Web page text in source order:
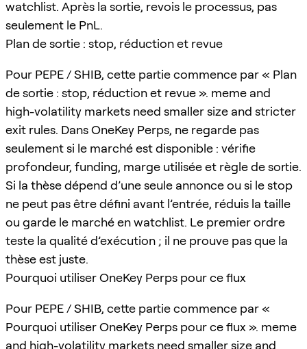
watchlist. Après la sortie, revois le processus, pas
seulement le PnL.
Plan de sortie : stop, réduction et revue
Pour PEPE / SHIB, cette partie commence par « Plan
de sortie : stop, réduction et revue ». meme and
high-volatility markets need smaller size and stricter
exit rules. Dans OneKey Perps, ne regarde pas
seulement si le marché est disponible : vérifie
profondeur, funding, marge utilisée et règle de sortie.
Si la thèse dépend d’une seule annonce ou si le stop
ne peut pas être défini avant l’entrée, réduis la taille
ou garde le marché en watchlist. Le premier ordre
teste la qualité d’exécution ; il ne prouve pas que la
thèse est juste.
Pourquoi utiliser OneKey Perps pour ce flux
Pour PEPE / SHIB, cette partie commence par «
Pourquoi utiliser OneKey Perps pour ce flux ». meme
and high-volatility markets need smaller size and